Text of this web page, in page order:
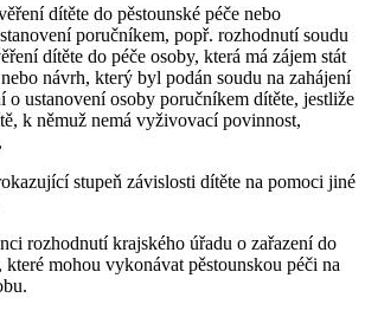
dítěte do pěstounské péče nebo
poručníkem, popř. rozhodnutí soudu
dítěte do péče osoby, která má zájem stát
návrh, který byl podán soudu na zahájení
o ustanovení osoby poručníkem dítěte, jestliže
k němuž nemá vyživovací povinnost,
stupeň závislosti dítěte na pomoci jiné
rozhodnutí krajského úřadu o zařazení do
které mohou vykonávat pěstounskou péči na